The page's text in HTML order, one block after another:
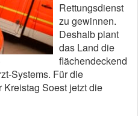
Rettungsdienst
zu gewinnen.
Deshalb plant
das Land die
flächendeckend
Systems. Für die
Kreistag Soest jetzt die